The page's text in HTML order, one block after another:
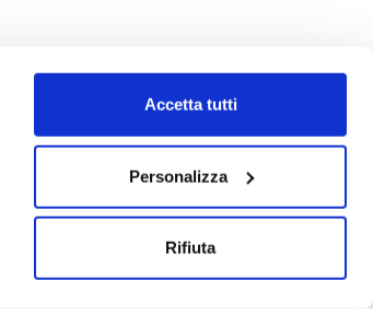
Accetta tutti
Personalizza
Rifiuta